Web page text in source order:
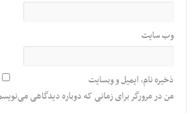
وب‌ سایت
ذخیره نام، ایمیل و وبسایت
من در مرورگر برای زمانی که دوباره دیدگاهی